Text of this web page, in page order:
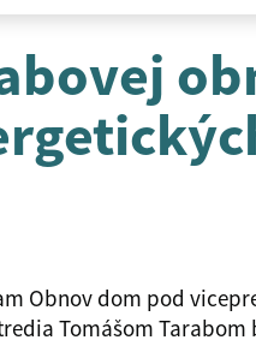
Obnov dom pod
Tomášom Tarabom